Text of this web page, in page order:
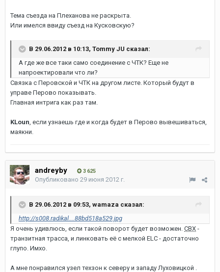
Тема съезда на Плеханова не раскрыта.
Или имелся ввиду съезд на Кусковскую?
В 29.06.2012 в 10:13, Tommy JU сказал:
А где же все таки само соединение с ЧТК? Еще не
напроектировали что ли?
Связка с Перовской и ЧТК на другом листе. Который будут в
управе Перово показывать.
Главная интрига как раз там.
KLoun, если узнаешь где и когда будет в Перово вывешиваться,
маякни.
andreyby 3 625
Опубликовано 29 июня 2012 г.
В 29.06.2012 в 09:53, wamaza сказал:
http://s008.radikal....88bd518a529.jpg
Я очень удивлюсь, если такой поворот будет возможен. СВХ -
транзитная трасса, и линковать её с мелкой ELC - достаточно
глупо. Имхо.
А мне понравился узел техзон к северу и западу Луховицкой .